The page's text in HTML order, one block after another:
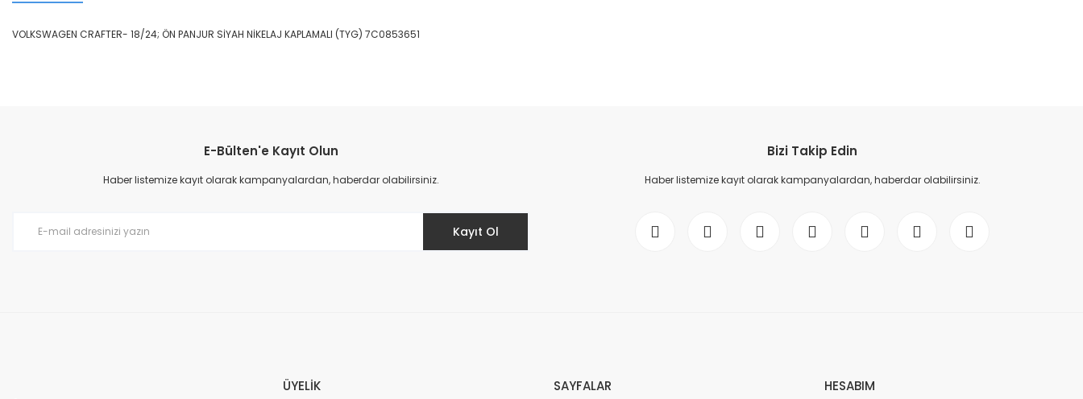
VOLKSWAGEN CRAFTER- 18/24; ÖN PANJUR SİYAH NİKELAJ KAPLAMALI (TYG) 7C0853651
Ürün resmi kalitesiz, bozuk veya görüntülenemiyor.
Ürün açıklamasında eksik bilgiler bulunuyor.
E-Bülten'e Kayıt Olun
Haber listemize kayıt olarak kampanyalardan, haberdar olabilirsiniz.
Kayıt Ol
Bizi Takip Edin
Haber listemize kayıt olarak kampanyalardan, haberdar olabilirsiniz.
ÜYELİK SAYFALAR HESABIM